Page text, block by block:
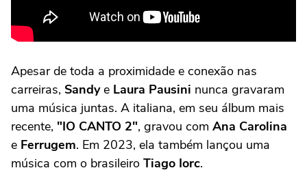
Apesar de toda a proximidade e conexão nas
carreiras, Sandye Laura Pausini nunca gravaram
uma música juntas. A italiana, em seu álbum mais
recente, "IO CANTO 2", gravou com Ana Carolina
e Ferrugem. Em 2023, ela também lançou uma
música com o brasileiro Tiago Iorc.